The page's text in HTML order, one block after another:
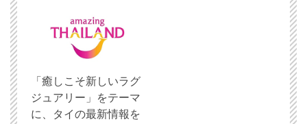
「癒しこそ新しいラグ
ジュアリー」をテーマ
に、タイの最新情報を